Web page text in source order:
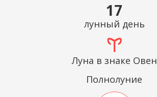
17
лунный день
Луна в знаке Овен
Полнолуние